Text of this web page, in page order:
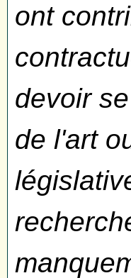
ont
devoir
de l'art